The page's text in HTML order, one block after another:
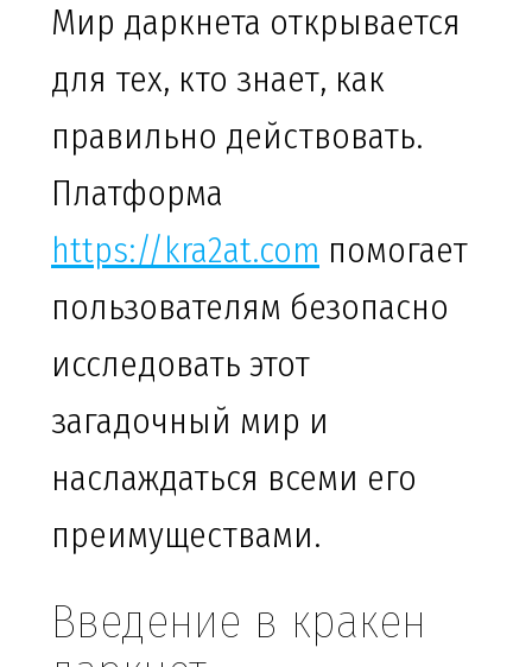
Мир даркнета открывается
для тех, кто знает, как
правильно действовать.
Платформа
https://kra2at.com помогает
пользователям безопасно
исследовать этот
загадочный мир и
наслаждаться всеми его
преимуществами.
Введение в кракен